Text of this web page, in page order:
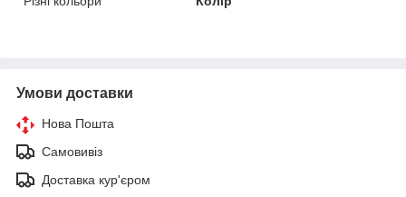
Умови доставки
Нова Пошта
Самовивіз
Доставка кур'єром